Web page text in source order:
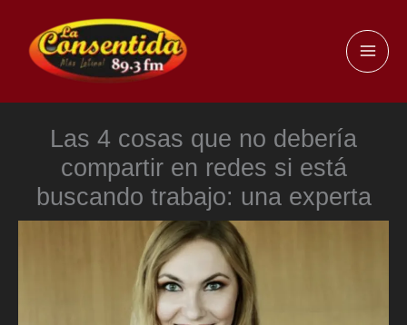
contenido
Las 4 cosas que no debería
compartir en redes si está
buscando trabajo: una experta